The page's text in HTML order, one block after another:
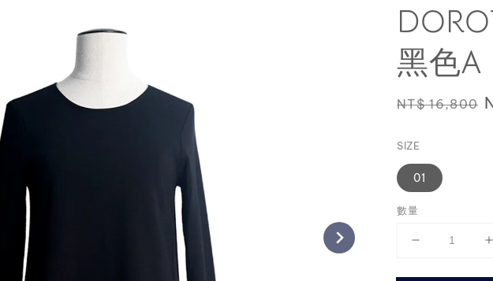
黑色A
Regular
NT$ 16,800
SIZE
01
數量